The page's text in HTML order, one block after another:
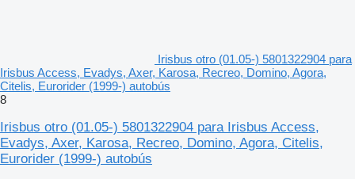
Irisbus otro (01.05-) 5801322904 para
Irisbus Access, Evadys, Axer, Karosa, Recreo, Domino, Agora,
Citelis, Eurorider (1999-) autobús
8
Irisbus otro (01.05-) 5801322904 para Irisbus Access,
Evadys, Axer, Karosa, Recreo, Domino, Agora, Citelis,
Eurorider (1999-) autobús